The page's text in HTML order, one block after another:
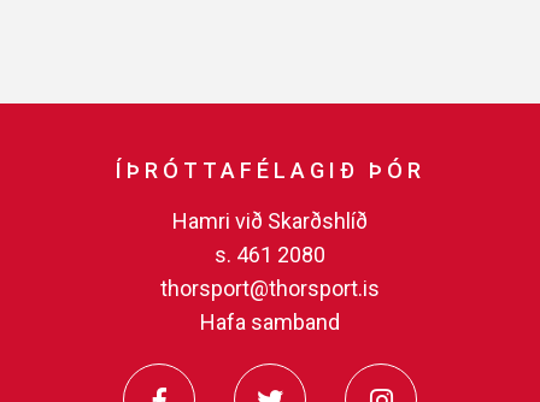
ÍÞRÓTTAFÉLAGIÐ ÞÓR
Hamri við Skarðshlíð
s. 461 2080
thorsport@thorsport.is
Hafa samband